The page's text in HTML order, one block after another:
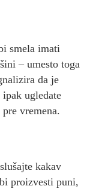
smela imati
– umesto toga
da je
ugledate
vremena.
kakav
proizvesti puni,